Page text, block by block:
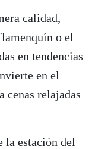
calidad,
o el
en tendencias
en el
cenas relajadas
la estación del